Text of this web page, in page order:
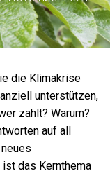
U
M
S
L
T
die Klimakrise
unterstützen,
zahlt? Warum?
auf all
das Kernthema